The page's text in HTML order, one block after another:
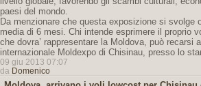
paesi del mondo.
Da menzionare che questa exposizione si svolge
media di 6 mesi. Chi intende esprimere il proprio
che dovra’ rappresentare la Moldova, può recarsi
internazionale Moldexpo di Chisinau, presso lo
09 giu 2013 07:07
da Domenico